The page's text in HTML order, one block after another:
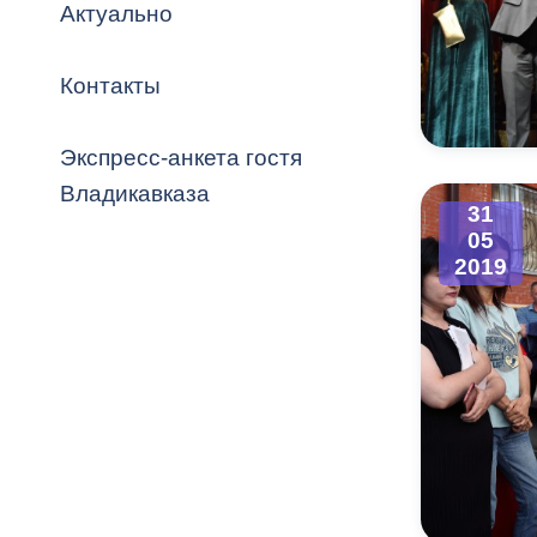
ОРВ и
Оценка
Открытые
проверок
Актуально
Контакты
Экспресс-анкета гостя
Владикавказа
31
05
2019